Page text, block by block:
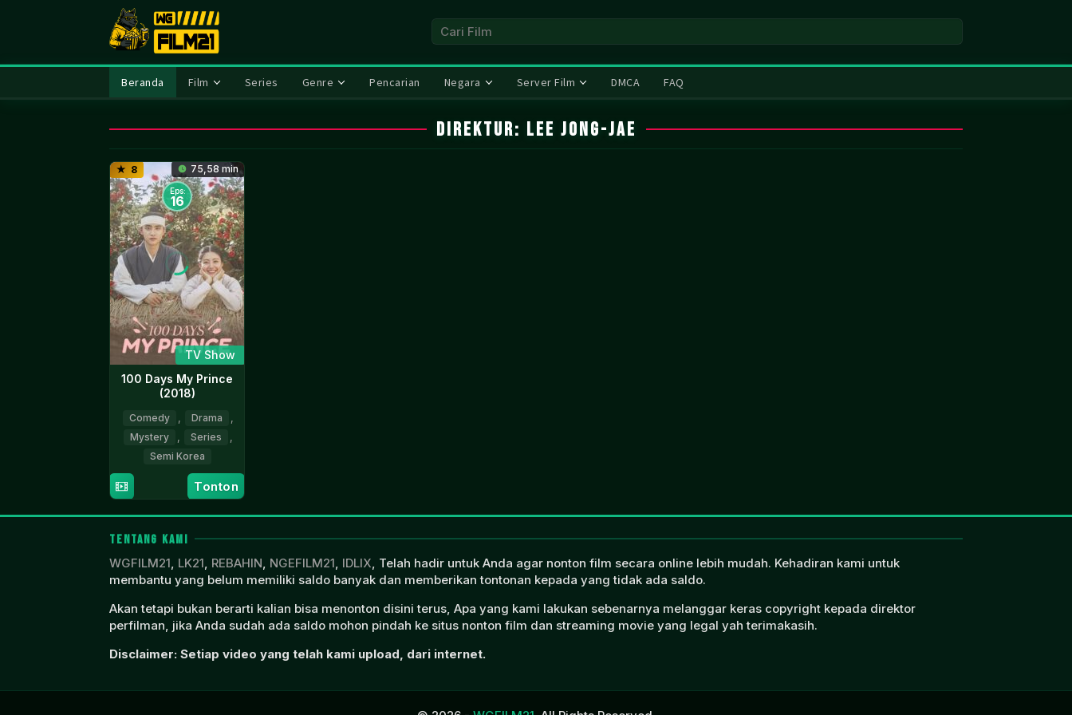
Beranda Film Series Genre Pencarian Negara Server Film DMCA FAQ
Direktur: Lee Jong-jae
8 75,58 min
Eps:
16
TV Show
100 Days My Prince
(2018)
Comedy , Drama
,
Mystery
, Series
,
Semi Korea
Sep
2018
Lee
Jong-
jae
Tonton
TENTANG KAMI
WGFILM21, LK21, REBAHIN, NGEFILM21, IDLIX, Telah hadir untuk Anda agar nonton film secara online lebih mudah. Kehadiran kami untuk
membantu yang belum memiliki saldo banyak dan memberikan tontonan kepada yang tidak ada saldo.
Akan tetapi bukan berarti kalian bisa menonton disini terus, Apa yang kami lakukan sebenarnya melanggar keras copyright kepada direktor
perfilman, jika Anda sudah ada saldo mohon pindah ke situs nonton film dan streaming movie yang legal yah terimakasih.
Disclaimer: Setiap video yang telah kami upload, dari internet.